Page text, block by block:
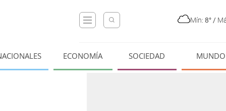
Mín: 8° /
ECONOMÍA SOCIEDAD MUNDO